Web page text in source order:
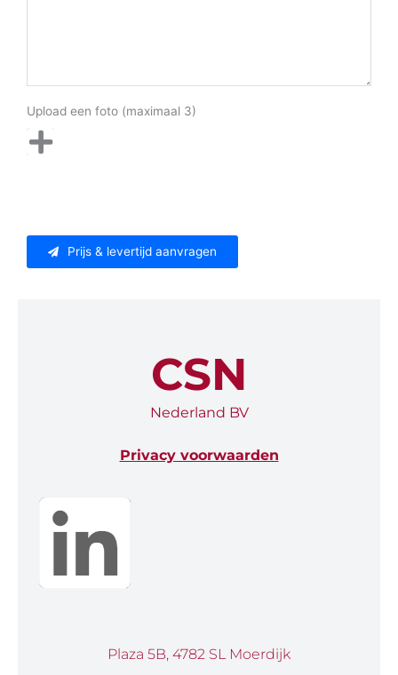
Upload een foto (maximaal 3)
Prijs & levertijd aanvragen
CSN
Nederland BV
Privacy voorwaarden
Plaza 5B, 4782 SL Moerdijk